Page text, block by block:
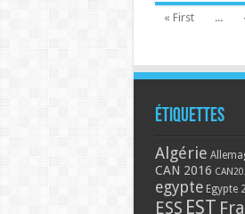
« First ...
Étiquettes
Algérie
CAN 2016
egypte Egypte
ESS EST